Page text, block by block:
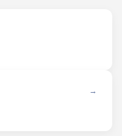
SIGUIENTE →